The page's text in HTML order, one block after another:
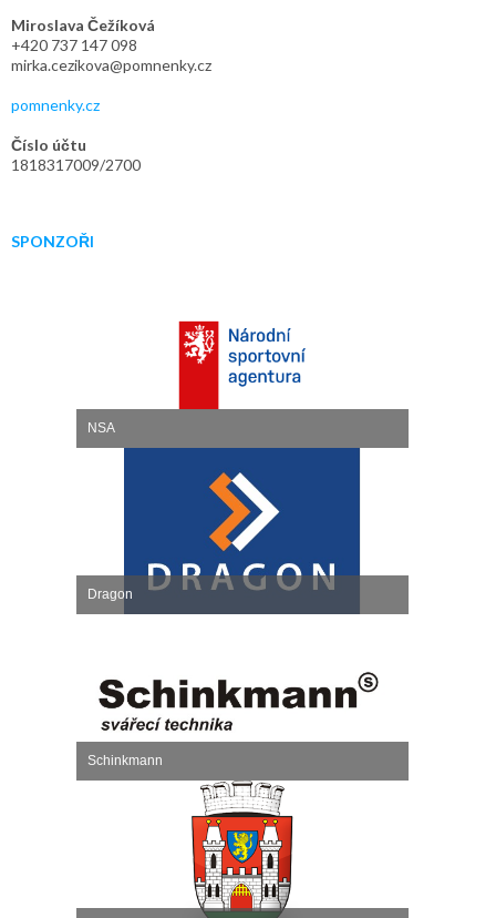
Miroslava Čežíková
+420 737 147 098
mirka.cezikova@pomnenky.cz
pomnenky.cz
Číslo účtu
1818317009/2700
SPONZOŘI
NSA
Dragon
Schinkmann